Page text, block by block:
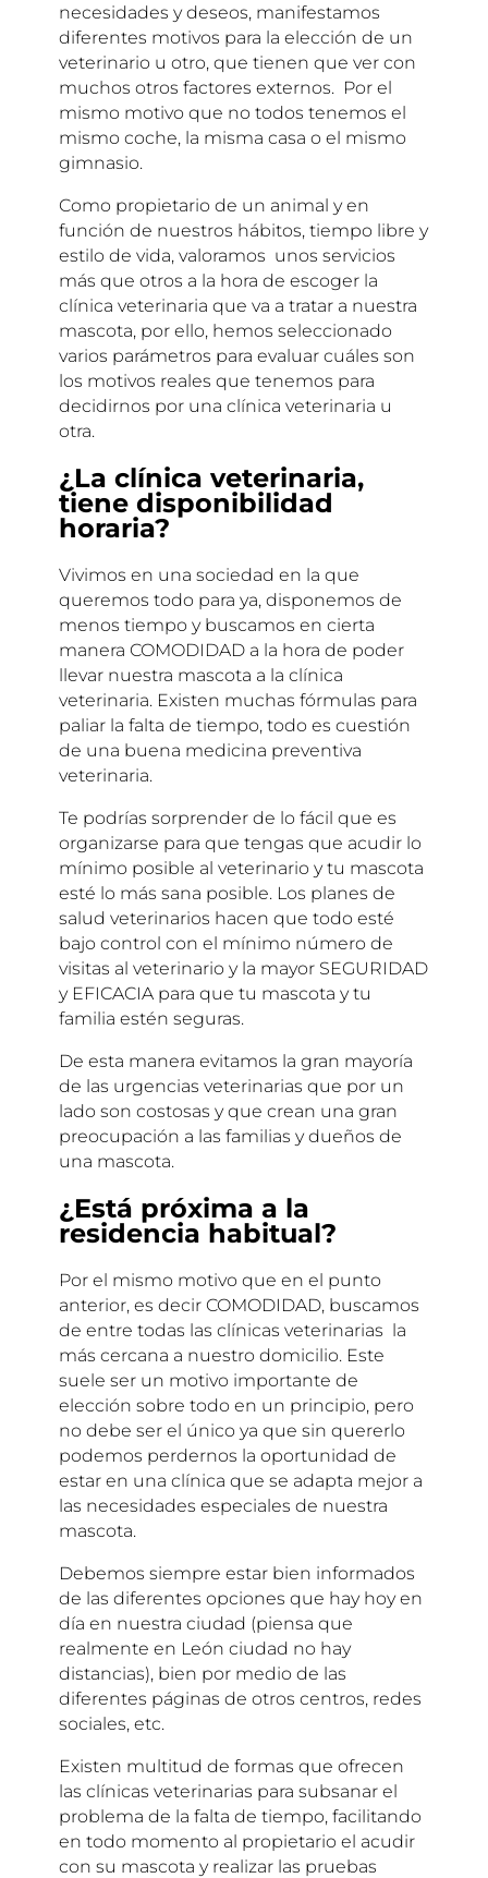
necesidades y deseos, manifestamos
diferentes motivos para la elección de un
veterinario u otro, que tienen que ver con
muchos otros factores externos. Por el
mismo motivo que no todos tenemos el
mismo coche, la misma casa o el mismo
gimnasio.
Como propietario de un animal y en
función de nuestros hábitos, tiempo libre y
estilo de vida, valoramos unos servicios
más que otros a la hora de escoger la
clínica veterinaria que va a tratar a nuestra
mascota, por ello, hemos seleccionado
varios parámetros para evaluar cuáles son
los motivos reales que tenemos para
decidirnos por una clínica veterinaria u
otra.
¿La clínica veterinaria,
tiene disponibilidad
horaria?
Vivimos en una sociedad en la que
queremos todo para ya, disponemos de
menos tiempo y buscamos en cierta
manera COMODIDAD a la hora de poder
llevar nuestra mascota a la clínica
veterinaria. Existen muchas fórmulas para
paliar la falta de tiempo, todo es cuestión
de una buena medicina preventiva
veterinaria.
Te podrías sorprender de lo fácil que es
organizarse para que tengas que acudir lo
mínimo posible al veterinario y tu mascota
esté lo más sana posible. Los planes de
salud veterinarios hacen que todo esté
bajo control con el mínimo número de
visitas al veterinario y la mayor SEGURIDAD
y EFICACIA para que tu mascota y tu
familia estén seguras.
De esta manera evitamos la gran mayoría
de las urgencias veterinarias que por un
lado son costosas y que crean una gran
preocupación a las familias y dueños de
una mascota.
¿Está próxima a la
residencia habitual?
Por el mismo motivo que en el punto
anterior, es decir COMODIDAD, buscamos
de entre todas las clínicas veterinarias la
más cercana a nuestro domicilio. Este
suele ser un motivo importante de
elección sobre todo en un principio, pero
no debe ser el único ya que sin quererlo
podemos perdernos la oportunidad de
estar en una clínica que se adapta mejor a
las necesidades especiales de nuestra
mascota.
Debemos siempre estar bien informados
de las diferentes opciones que hay hoy en
día en nuestra ciudad (piensa que
realmente en León ciudad no hay
distancias), bien por medio de las
diferentes páginas de otros centros, redes
sociales, etc.
Existen multitud de formas que ofrecen
las clínicas veterinarias para subsanar el
problema de la falta de tiempo, facilitando
en todo momento al propietario el acudir
con su mascota y realizar las pruebas